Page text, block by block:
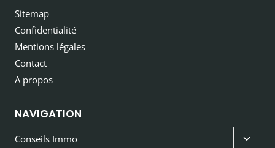
Sitemap
Confidentialité
Mentions légales
Contact
A propos
NAVIGATION
Conseils Immo